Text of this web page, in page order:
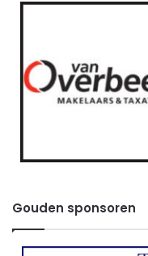
Gouden sponsoren